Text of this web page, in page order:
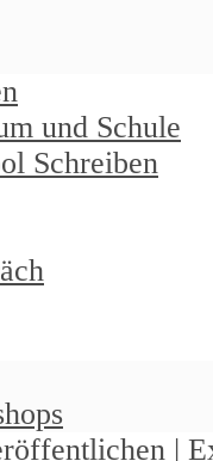
und Schule
Schreiben
|